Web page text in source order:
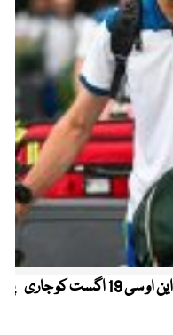
کیریبین پریمیئر لیگ ، قومی کرکٹرز کو این او سی 19 اگست کو جاری